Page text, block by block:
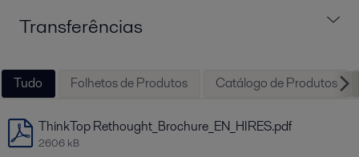
Transferências
Tudo Folhetos de Produtos Catálogo de Produtos
ThinkTop Rethought_Brochure_EN_HIRES.pdf
2606 kB